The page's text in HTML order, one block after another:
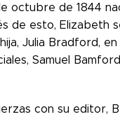
octubre de 1844
de esto, Elizabeth
Julia Bradford,
Samuel
con su editor,